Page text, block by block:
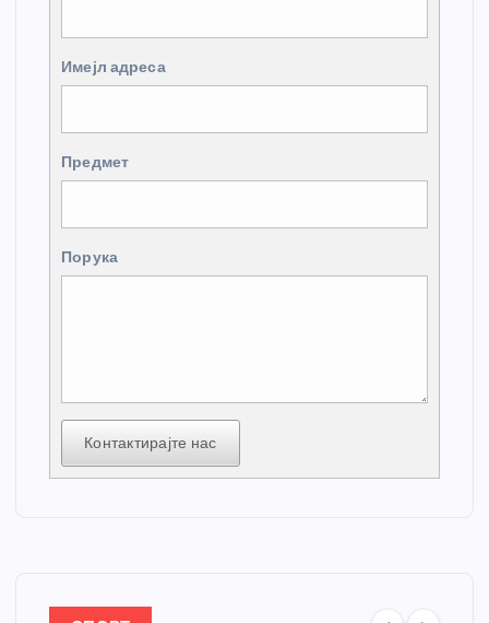
Имејл адреса
Предмет
Порука
Контактирајте нас